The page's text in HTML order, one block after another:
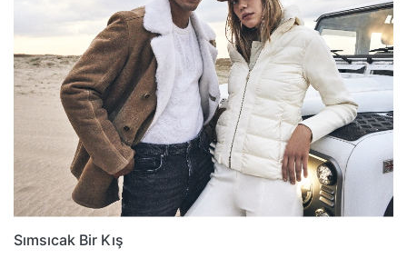
Sımsıcak Bir Kış